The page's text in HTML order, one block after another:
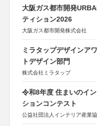
大阪ガス都市開発
ティション2026
大阪ガス都市開発株式会社
ミラタップデザインア
トデザイン部門
株式会社ミラタップ
令和8年度 住まいのイ
ションコンテスト
公益社団法人インテリア産業